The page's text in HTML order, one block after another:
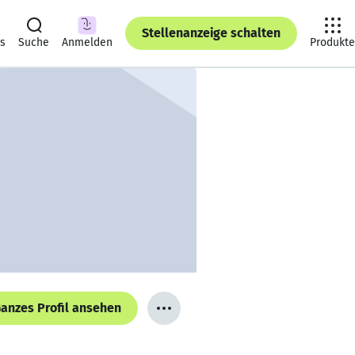
Suche Anmelden
Stellenanzeige schalten
Produkte
Profil ansehen